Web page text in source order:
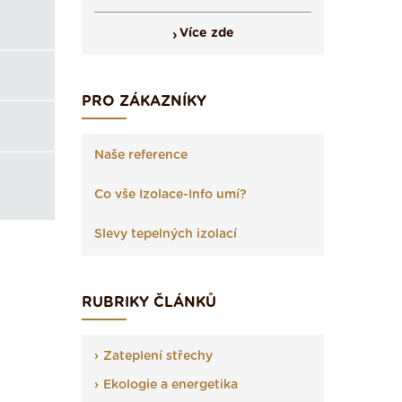
Více zde
PRO ZÁKAZNÍKY
Naše reference
Co vše Izolace-Info umí?
Slevy tepelných izolací
RUBRIKY ČLÁNKŮ
Zateplení střechy
Ekologie a energetika